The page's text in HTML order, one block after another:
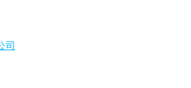
司